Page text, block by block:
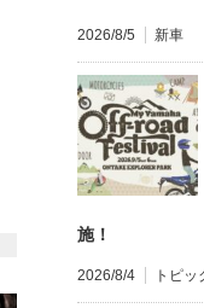
2026/8/5 新車
施！
2026/8/4 トピッ